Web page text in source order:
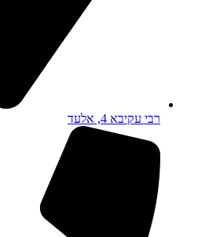
רבי עקיבא 4, אלעד